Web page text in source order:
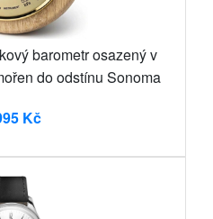
barometr osazený v
do odstínu Sonoma
Kč